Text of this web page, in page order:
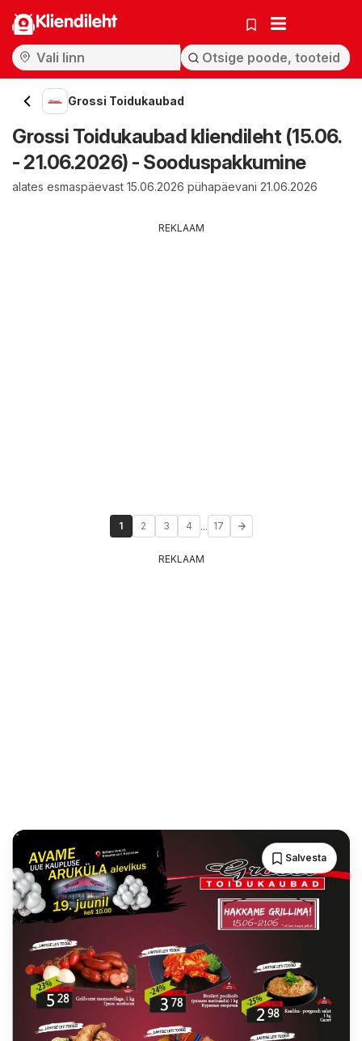
Kliendileht
Grossi Toidukaubad
Grossi Toidukaubad kliendileht (15.06.
- 21.06.2026) - Sooduspakkumine
alates esmaspäevast 15.06.2026 pühapäevani 21.06.2026
REKLAAM
1 2 3 4 ... 17
REKLAAM
Salvesta